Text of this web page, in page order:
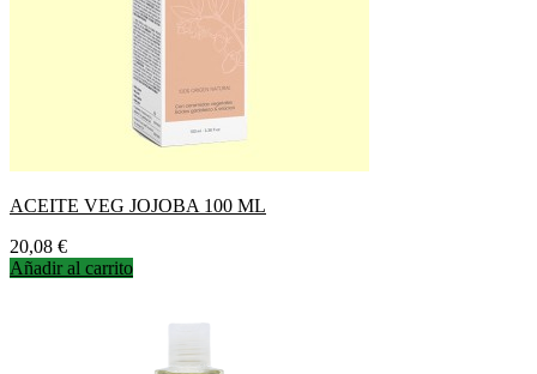
ACEITE VEG JOJOBA 100 ML
Precio
20,08 €
Añadir al carrito